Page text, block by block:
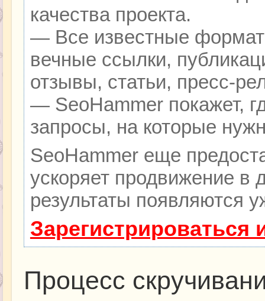
качества проекта.
— Все известные
вечные ссылки,
отзывы, статьи, пресс-
— SeoHammer покажет,
запросы, на которые
SeoHammer еще
ускоряет продвижение в
результаты появляются
Процесс